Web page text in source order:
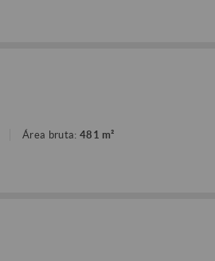
Área bruta: 481 m²